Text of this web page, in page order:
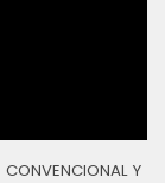
CONVENCIONAL Y